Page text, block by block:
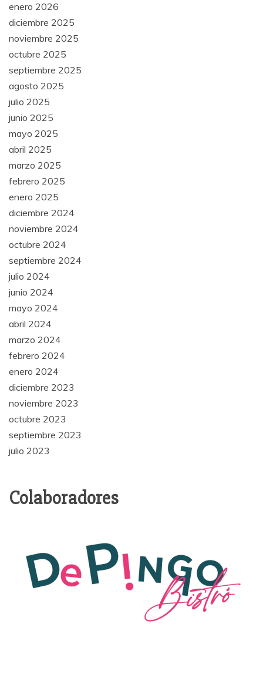
enero 2026
diciembre 2025
noviembre 2025
octubre 2025
septiembre 2025
agosto 2025
julio 2025
junio 2025
mayo 2025
abril 2025
marzo 2025
febrero 2025
enero 2025
diciembre 2024
noviembre 2024
octubre 2024
septiembre 2024
julio 2024
junio 2024
mayo 2024
abril 2024
marzo 2024
febrero 2024
enero 2024
diciembre 2023
noviembre 2023
octubre 2023
septiembre 2023
julio 2023
Colaboradores